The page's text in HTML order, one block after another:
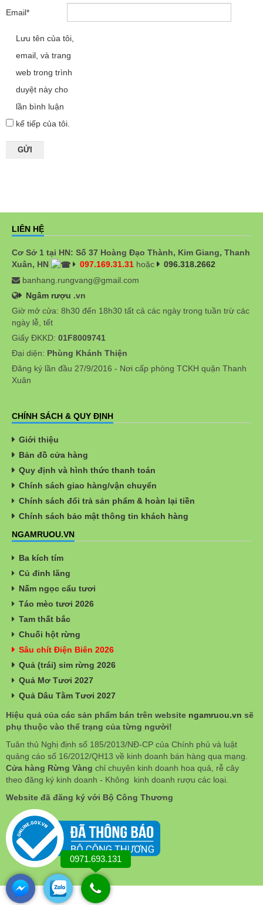
Email*
Lưu tên của tôi,
email, và trang
web trong trình
duyệt này cho
lần bình luận
kế tiếp của tôi.
LIÊN HỆ
Cơ Sở 1 tại HN: Số 37 Hoàng Đạo Thành, Kim Giang, Thanh
Xuân, HN
097.169.31.31 hoặc
096.318.2662
banhang.rungvang@gmail.com
Ngâm rượu .vn
Giờ mở cửa: 8h30 đến 18h30 tất cả các ngày trong tuần trừ các
ngày lễ, tết
Giấy ĐKKD: 01F8009741
Đại diện: Phùng Khánh Thiện
Đăng ký lần đầu 27/9/2016 - Nơi cấp phòng TCKH quận Thanh
Xuân
CHÍNH SÁCH & QUY ĐỊNH
Giới thiệu
Bản đồ cửa hàng
Quy định và hình thức thanh toán
Chính sách giao hàng/vận chuyển
Chính sách đổi trả sản phẩm & hoàn lại tiền
Chính sách bảo mật thông tin khách hàng
NGAMRUOU.VN
Ba kích tím
Củ đinh lăng
Nấm ngọc cẩu tươi
Táo mèo tươi 2026
Tam thất bắc
Chuối hột rừng
Sâu chít Điện Biên 2026
Quả (trái) sim rừng 2026
Quả Mơ Tươi 2027
Quả Dâu Tằm Tươi 2027
Hiệu quả của các sản phẩm bán trên website ngamruou.vn sẽ
phụ thuộc vào thể trạng của từng người!
Tuân thủ Nghị định số 185/2013/NĐ-CP của Chính phủ và luật
quảng cáo số 16/2012/QH13 về kinh doanh bán hàng qua mạng.
Cửa hàng Rừng Vàng chỉ chuyên kinh doanh hoa quả, rễ cây
theo đăng ký kinh doanh - Không kinh doanh rượu các loại.
Website đã đăng ký với Bộ Công Thương
0971.693.131